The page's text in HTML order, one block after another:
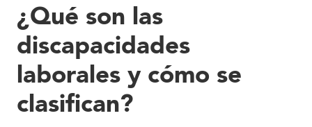
¿Qué son las
discapacidades
laborales y cómo se
clasifican?